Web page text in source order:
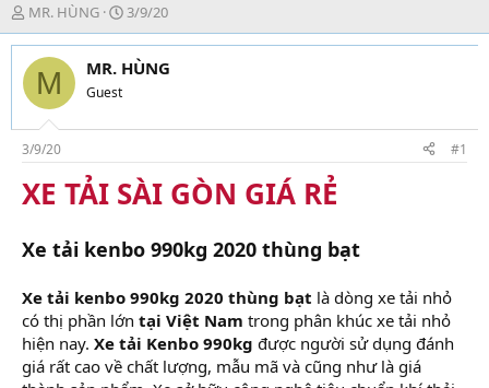
T
h
r
e
d
s
t
a
r
t
r
MR. HÙNG
N
g
à
y
i
3/9/20
M MR. HÙNG
Guest
3/9/20 #1
XE TẢI SÀI GÒN GIÁ RẺ
Xe tải kenbo 990kg 2020 thùng bạt
Xe tải kenbo 990kg 2020 thùng bạt là dòng xe tải nhỏ
có thị phần lớn tại Việt Nam trong phân khúc xe tải nhỏ
hiện nay. Xe tải Kenbo 990kg được người sử dụng đánh
giá rất cao về chất lượng, mẫu mã và cũng như là giá